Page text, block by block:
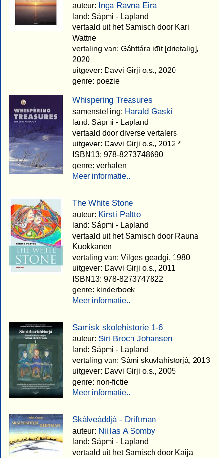
auteur: Inga Ravna Eira
land: Sápmi - Lapland
vertaald uit het Samisch door Kari
Wattne
vertaling van: Gáhttára iđit [drietalig],
2020
uitgever: Davvi Girji o.s., 2020
genre: poezie
Whispering Treasures
samenstelling: Harald Gaski
land: Sápmi - Lapland
vertaald door diverse vertalers
uitgever: Davvi Girji o.s., 2012 *
ISBN13: 978-8273748690
genre: verhalen
Meer informatie...
The White Stone
auteur: Kirsti Paltto
land: Sápmi - Lapland
vertaald uit het Samisch door Rauna
Kuokkanen
vertaling van: Vilges geađgi, 1980
uitgever: Davvi Girji o.s., 2011
ISBN13: 978-8273747822
genre: kinderboek
Meer informatie...
Samisk skolehistorie 1-6
auteur: Siri Broch Johansen
land: Sápmi - Lapland
vertaling van: Sámi skuvlahistorjá, 2013
uitgever: Davvi Girji o.s., 2005
genre: non-fictie
Meer informatie...
Skálveáddjá - Driftman
auteur: Niillas A Somby
land: Sápmi - Lapland
vertaald uit het Samisch door Kaija